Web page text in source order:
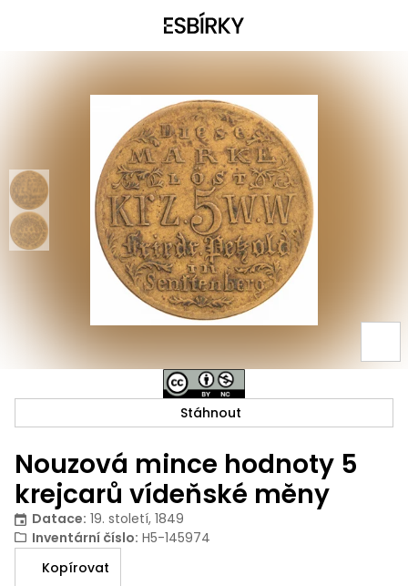
Nouzová mince hodnoty 5
krejcarů vídeňské měny
Datace: 19. století, 1849
Inventární číslo: H5-145974
Kopírovat
Stáhnout